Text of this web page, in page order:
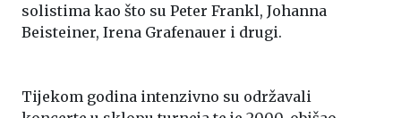
solistima kao što su Peter Frankl, Johanna
Beisteiner, Irena Grafenauer i drugi.
Tijekom godina intenzivno su održavali